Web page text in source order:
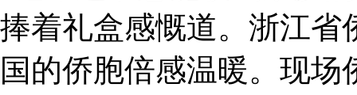
捧着礼盒感慨道。浙江省
国的侨胞倍感温暖。现